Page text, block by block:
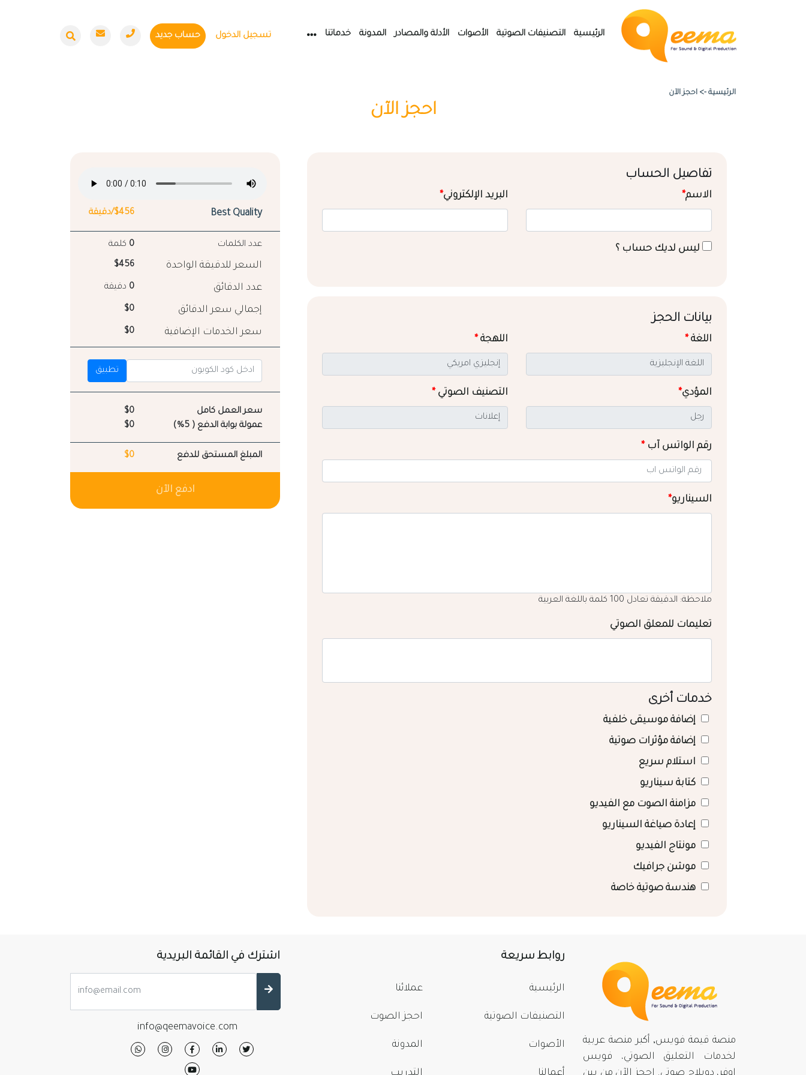
الرئيسية التصنيفات الصوتية الأصوات الأدلة والمصادر المدونة خدماتنا تسجيل الدخول حساب جديد
الرئيسية -> احجز الآن
احجز الآن
تفاصيل الحساب
الاسم* البريد الإلكتروني*
ليس لديك حساب ؟
بيانات الحجز
اللغة* اللهجة*
المؤدي* التصنيف الصوتي*
رقم الواتس آب*
السيناريو*
ملاحظة: الدقيقة تعادل 100 كلمة باللغة العربية
تعليمات للمعلق الصوتي
خدمات أخرى
إضافة موسيقى خلفية
إضافة مؤثرات صوتية
استلام سريع
كتابة سيناريو
مزامنة الصوت مع الفيديو
إعادة صياغة السيناريو
مونتاج الفيديو
موشن جرافيك
هندسة صوتية خاصة
Best Quality $456/دقيقة
عدد الكلمات 0 كلمة
السعر للدقيقة الواحدة $456
عدد الدقائق 0 دقيقة
إجمالي سعر الدقائق $0
سعر الخدمات الإضافية $0
تطبيق
سعر العمل كامل
$0
عمولة بوابة الدفع ( 5%)
$0
المبلغ المستحق للدفع $0
ادفع الآن
منصة قيمة فويس, أكبر منصة عربية
لخدمات التعليق الصوتي، فويس
روابط سريعة
الرئيسية
التصنيفات الصوتية
الأصوات
عملائنا
احجز الصوت
المدونة
اشترك في القائمة البريدية
info@qeemavoice.com